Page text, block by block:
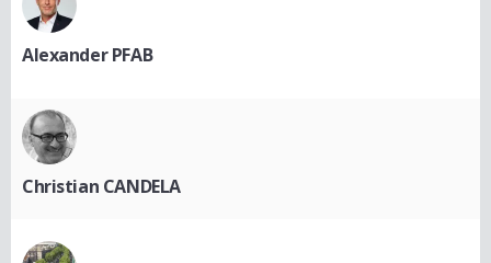
Alexander PFAB
Christian CANDELA